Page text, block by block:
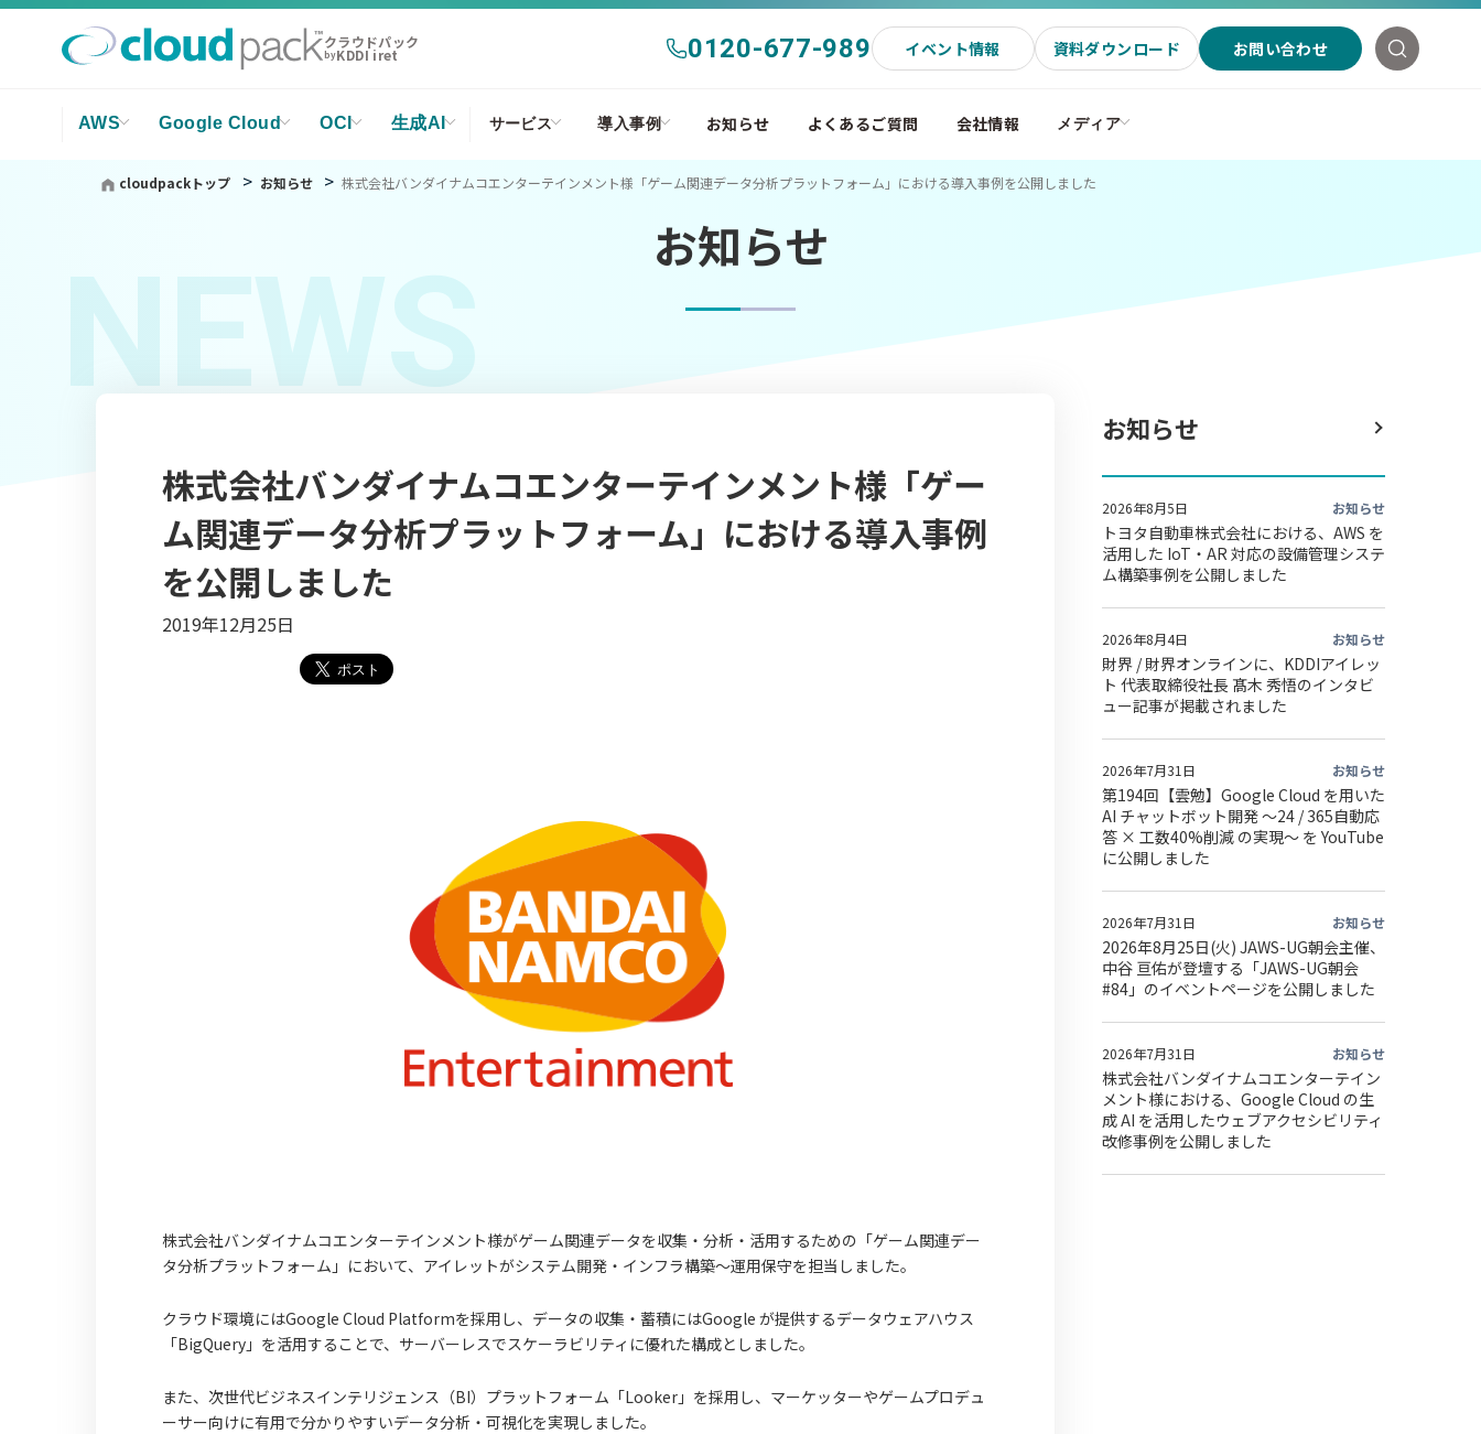
クラウドパック
byKDDI iret 0120-677-989 イベント情報 資料ダウンロード お問い合わせ
AWS Google Cloud OCI 生成AI サービス 導入事例 お知らせ よくあるご質問 会社情報 メディア
cloudpackトップ お知らせ 株式会社バンダイナムコエンターテインメント様「ゲーム関連データ分析プラットフォーム」における導入事例を公開しました
お知らせ
NEWS
株式会社バンダイナムコエンターテインメント様「ゲー
ム関連データ分析プラットフォーム」における導入事例
を公開しました
2019年12月25日
株式会社バンダイナムコエンターテインメント様がゲーム関連データを収集・分析・活用するための「ゲーム関連デー
タ分析プラットフォーム」において、アイレットがシステム開発・インフラ構築〜運用保守を担当しました。
クラウド環境にはGoogle Cloud Platformを採用し、データの収集・蓄積にはGoogle が提供するデータウェアハウス
「BigQuery」を活用することで、サーバーレスでスケーラビリティに優れた構成としました。
また、次世代ビジネスインテリジェンス（BI）プラットフォーム「Looker」を採用し、マーケッターやゲームプロデュ
ーサー向けに有用で分かりやすいデータ分析・可視化を実現しました。
お知らせ
2026年8月5日 お知らせ
トヨタ自動車株式会社における、AWS を
活用した IoT・AR 対応の設備管理システ
ム構築事例を公開しました
2026年8月4日 お知らせ
財界 / 財界オンラインに、KDDIアイレッ
ト 代表取締役社長 髙木 秀悟のインタビ
ュー記事が掲載されました
2026年7月31日 お知らせ
第194回【雲勉】Google Cloud を用いた
AI チャットボット開発 〜24 / 365自動応
答 × 工数40%削減 の実現〜 を YouTube
に公開しました
2026年7月31日 お知らせ
2026年8月25日(火) JAWS-UG朝会主催、
中谷 亘佑が登壇する「JAWS-UG朝会
#84」のイベントページを公開しました
2026年7月31日 お知らせ
株式会社バンダイナムコエンターテイン
メント様における、Google Cloud の生
成 AI を活用したウェブアクセシビリティ
改修事例を公開しました